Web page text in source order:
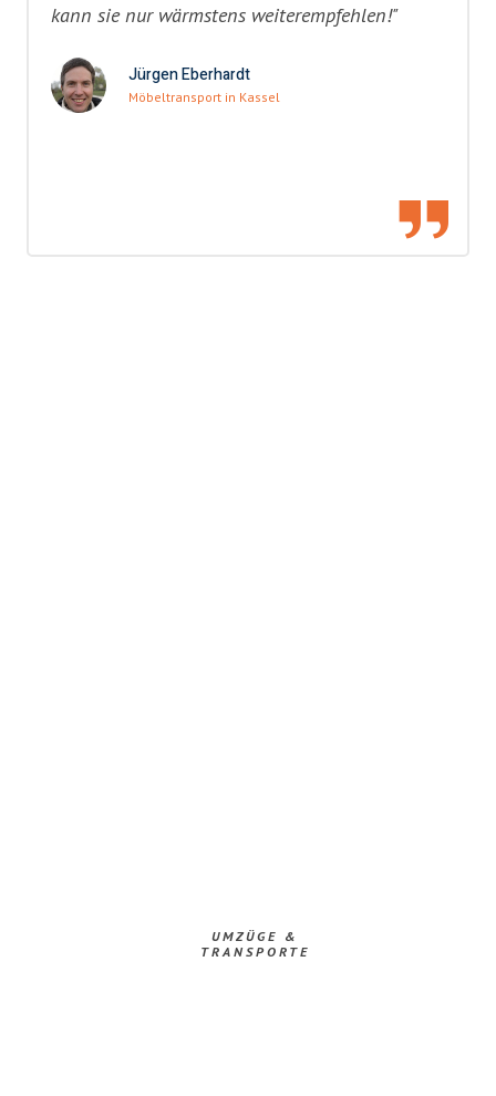
kann sie nur wärmstens weiterempfehlen!"
Jürgen Eberhardt
Möbeltransport in Kassel
UMZÜGE &
TRANSPORTE